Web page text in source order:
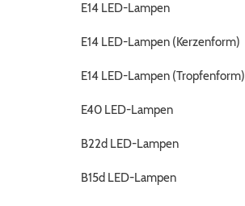
E14 LED-Lampen
E14 LED-Lampen (Kerzenform)
E14 LED-Lampen (Tropfenform)
E40 LED-Lampen
B22d LED-Lampen
B15d LED-Lampen